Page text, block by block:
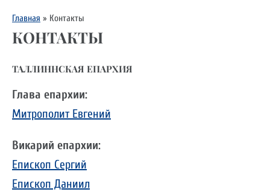
Главная » Контакты
КОНТАКТЫ
ТАЛЛИННСКАЯ ЕПАРХИЯ
Глава епархии:
Митрополит Евгений
Викарий епархии:
Епископ Сергий
Епископ Даниил